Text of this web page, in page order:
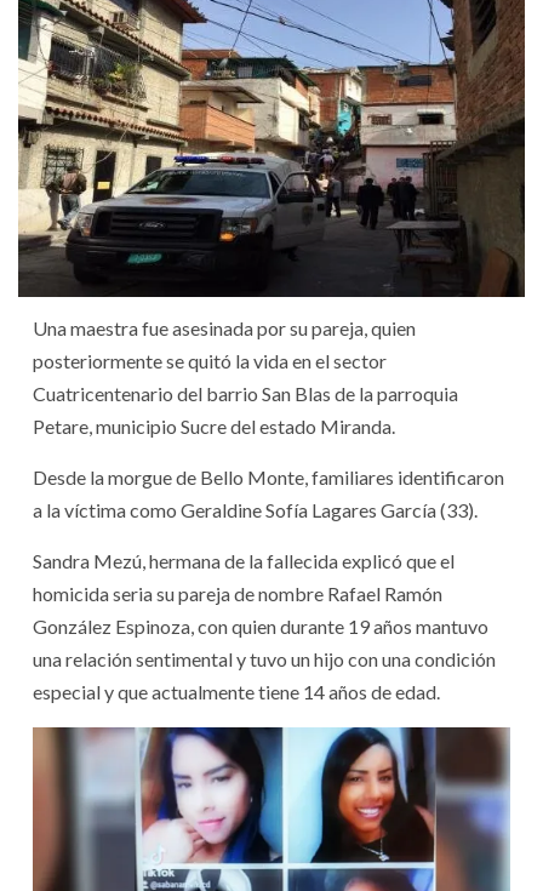
Una maestra fue asesinada por su pareja, quien
posteriormente se quitó la vida en el sector
Cuatricentenario del barrio San Blas de la parroquia
Petare, municipio Sucre del estado Miranda.
Desde la morgue de Bello Monte, familiares identificaron
a la víctima como Geraldine Sofía Lagares García (33).
Sandra Mezú, hermana de la fallecida explicó que el
homicida seria su pareja de nombre Rafael Ramón
González Espinoza, con quien durante 19 años mantuvo
una relación sentimental y tuvo un hijo con una condición
especial y que actualmente tiene 14 años de edad.